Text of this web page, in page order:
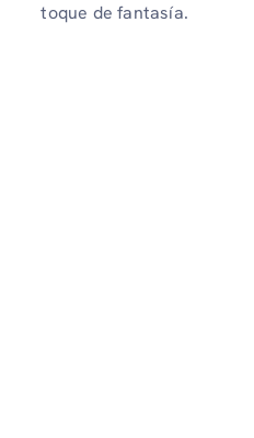
toque de fantasía.